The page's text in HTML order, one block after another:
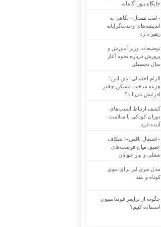
جایگاه باور آگاهانه
«امت همدل» نگاهی به
اندیشه‌های وحدت‌گرایانه
رهبر دارد
توضیحات وزیر آموزش و
پرورش درباره نحوه آغاز
سال تحصیلی
الزام احتمالی اتاق امن؛
هزینه ساخت مسکن چقدر
افزایش می‌یابد؟
کشف ارتباط آسیب‌های
دوران کودکی با سلامت
آینده فرد
«اشتغال ناقص»؛ شکاف
عمیق میان فرصت‌های
شغلی و نیاز جوانان
مدل موی لیر برای موی
کوتاه و بلند
چگونه از پرایمر فونداسیون
استفاده کنیم؟